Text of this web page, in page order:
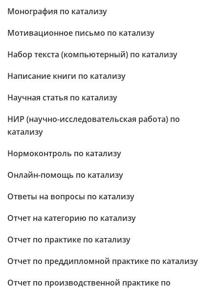
Монография по катализу
Мотивационное письмо по катализу
Набор текста (компьютерный) по катализу
Написание книги по катализу
Научная статья по катализу
НИР (научно-исследовательская работа) по
катализу
Нормоконтроль по катализу
Онлайн-помощь по катализу
Ответы на вопросы по катализу
Отчет на категорию по катализу
Отчет по практике по катализу
Отчет по преддипломной практике по катализу
Отчет по производственной практике по